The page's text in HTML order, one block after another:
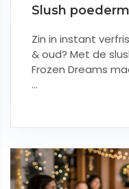
Slush
Zin in instant
& oud? Met de
Frozen Dreams
...